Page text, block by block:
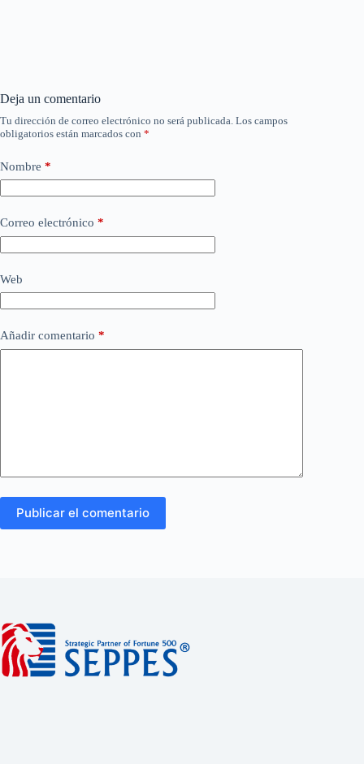
Deja un comentario
Tu dirección de correo electrónico no será publicada. Los campos
obligatorios están marcados con *
Nombre *
Correo electrónico *
Web
Añadir comentario *
Publicar el comentario